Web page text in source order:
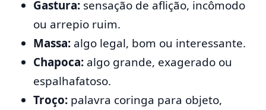
Gastura: sensação de aflição, incômodo
ou arrepio ruim.
Massa: algo legal, bom ou interessante.
Chapoca: algo grande, exagerado ou
espalhafatoso.
Troço: palavra coringa para objeto,